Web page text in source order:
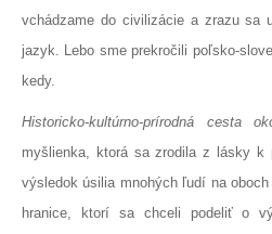
vchádzame do civilizácie a zrazu sa
jazyk. Lebo sme prekročili poľsko-
kedy.
Historicko-kultúrno-prírodná cesta
myšlienka, ktorá sa zrodila z lásky k
výsledok úsilia mnohých ľudí na
hranice, ktorí sa chceli podeliť o